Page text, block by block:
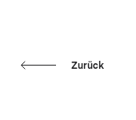
Zurück